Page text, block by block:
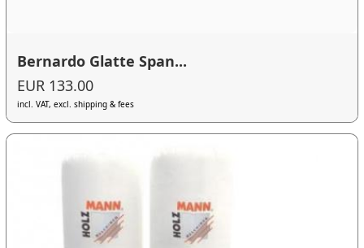
Bernardo Glatte Span...
EUR 133.00
incl. VAT, excl. shipping & fees